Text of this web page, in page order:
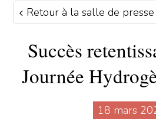
Retour à la salle de presse
Succès
Journée
18 mars